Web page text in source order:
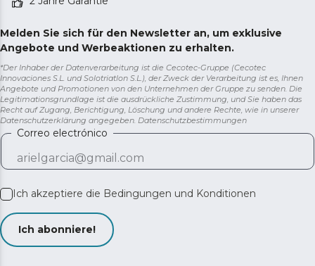
Melden Sie sich für den Newsletter an, um exklusive
Angebote und Werbeaktionen zu erhalten.
*Der Inhaber der Datenverarbeitung ist die Cecotec-Gruppe (Cecotec
Innovaciones S.L. und Solotriatlon S.L.), der Zweck der Verarbeitung ist es, Ihnen
Angebote und Promotionen von den Unternehmen der Gruppe zu senden. Die
Legitimationsgrundlage ist die ausdrückliche Zustimmung, und Sie haben das
Recht auf Zugang, Berichtigung, Löschung und andere Rechte, wie in unserer
Datenschutzerklärung angegeben. Datenschutzbestimmungen
Correo electrónico
Ich akzeptiere die Bedingungen und Konditionen
Ich abonniere!